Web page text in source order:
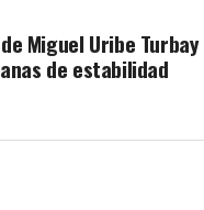
Miguel Uribe Turbay
de estabilidad